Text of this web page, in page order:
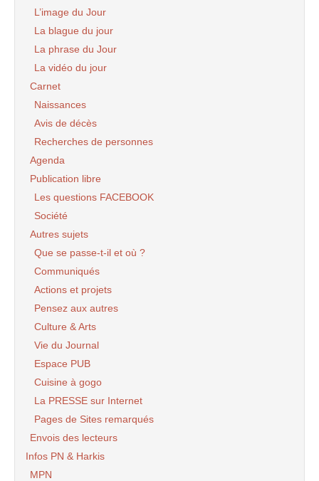
L’image du Jour
La blague du jour
La phrase du Jour
La vidéo du jour
Carnet
Naissances
Avis de décès
Recherches de personnes
Agenda
Publication libre
Les questions FACEBOOK
Société
Autres sujets
Que se passe-t-il et où ?
Communiqués
Actions et projets
Pensez aux autres
Culture & Arts
Vie du Journal
Espace PUB
Cuisine à gogo
La PRESSE sur Internet
Pages de Sites remarqués
Envois des lecteurs
Infos PN & Harkis
MPN